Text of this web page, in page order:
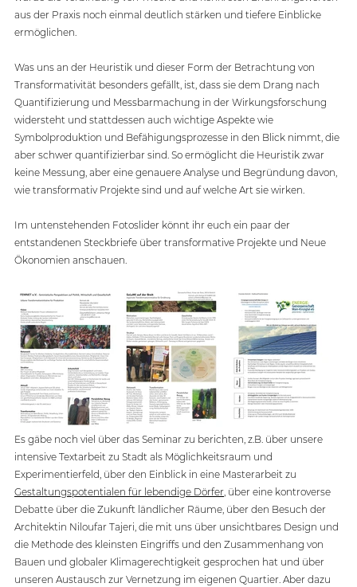
aus der Praxis noch einmal deutlich stärken und tiefere Einblicke
ermöglichen.
Was uns an der Heuristik und dieser Form der Betrachtung von
Transformativität besonders gefällt, ist, dass sie dem Drang nach
Quantifizierung und Messbarmachung in der Wirkungsforschung
widersteht und stattdessen auch wichtige Aspekte wie
Symbolproduktion und Befähigungsprozesse in den Blick nimmt, die
aber schwer quantifizierbar sind. So ermöglicht die Heuristik zwar
keine Messung, aber eine genauere Analyse und Begründung davon,
wie transformativ Projekte sind und auf welche Art sie wirken.
Im untenstehenden Fotoslider könnt ihr euch ein paar der
entstandenen Steckbriefe über transformative Projekte und Neue
Ökonomien anschauen.
Es gäbe noch viel über das Seminar zu berichten, z.B. über unsere
intensive Textarbeit zu Stadt als Möglichkeitsraum und
Experimentierfeld, über den Einblick in eine Masterarbeit zu
Gestaltungspotentialen für lebendige Dörfer, über eine kontroverse
Debatte über die Zukunft ländlicher Räume, über den Besuch der
Architektin Niloufar Tajeri, die mit uns über unsichtbares Design und
die Methode des kleinsten Eingriffs und den Zusammenhang von
Bauen und globaler Klimagerechtigkeit gesprochen hat und über
unseren Austausch zur Vernetzung im eigenen Quartier. Aber dazu